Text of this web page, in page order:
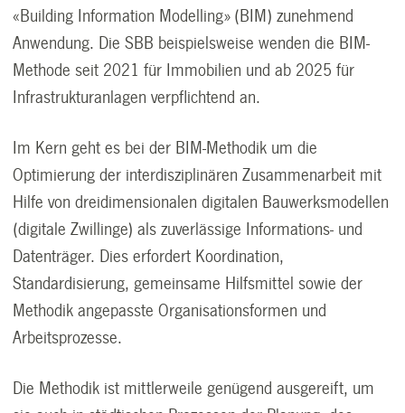
«Building Information Modelling» (BIM) zunehmend
Anwendung. Die SBB beispielsweise wenden die BIM-
Methode seit 2021 für Immobilien und ab 2025 für
Infrastrukturanlagen verpflichtend an.
Im Kern geht es bei der BIM-Methodik um die
Optimierung der interdisziplinären Zusammenarbeit mit
Hilfe von dreidimensionalen digitalen Bauwerksmodellen
(digitale Zwillinge) als zuverlässige Informations- und
Datenträger. Dies erfordert Koordination,
Standardisierung, gemeinsame Hilfsmittel sowie der
Methodik angepasste Organisationsformen und
Arbeitsprozesse.
Die Methodik ist mittlerweile genügend ausgereift, um